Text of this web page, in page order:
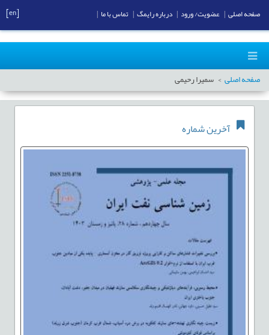
صفحه اصلی سمیرا رحیمی
آخرین شماره
صفحه اصلی عضویت/ ورود درباره رایمگ تماس با ما